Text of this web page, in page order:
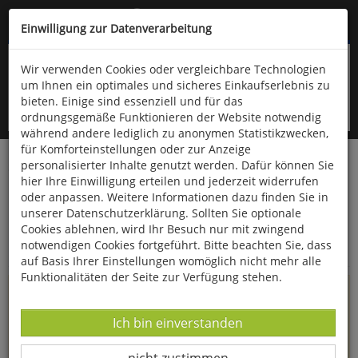
Kompletten Head der Seite überspringen
oder (06766) 9323-960
Startseite Informationen
Uppps...
Sie sind weitergeleitet worden !
haben zu öffnen, gibt es leider nicht mehr in unserem
Einwilligung zur Datenverarbeitung
Wir verwenden Cookies oder vergleichbare Technologien
um Ihnen ein optimales und sicheres Einkaufserlebnis zu
bieten. Einige sind essenziell und für das
ordnungsgemäße Funktionieren der Website notwendig
während andere lediglich zu anonymen Statistikzwecken,
für Komforteinstellungen oder zur Anzeige
personalisierter Inhalte genutzt werden. Dafür können Sie
hier Ihre Einwilligung erteilen und jederzeit widerrufen
oder anpassen. Weitere Informationen dazu finden Sie in
unserer Datenschutzerklärung. Sollten Sie optionale
Cookies ablehnen, wird Ihr Besuch nur mit zwingend
notwendigen Cookies fortgeführt. Bitte beachten Sie, dass
auf Basis Ihrer Einstellungen womöglich nicht mehr alle
Funktionalitäten der Seite zur Verfügung stehen.
Datenverarbeitung -
Ich bin einverstanden